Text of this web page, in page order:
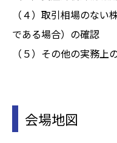
（４）取引相場のな
である場合）の確認
（５）その他の実務上
会場地図